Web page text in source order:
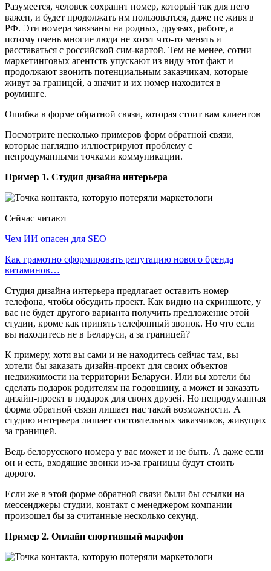
Разумеется, человек сохранит номер, который так для него
важен, и будет продолжать им пользоваться, даже не живя в
РФ. Эти номера завязаны на родных, друзьях, работе, а
потому очень многие люди не хотят что-то менять и
расставаться с российской сим-картой. Тем не менее, сотни
маркетинговых агентств упускают из виду этот факт и
продолжают звонить потенциальным заказчикам, которые
живут за границей, а значит и их номер находится в
роуминге.
Ошибка в форме обратной связи, которая стоит вам клиентов
Посмотрите несколько примеров форм обратной связи,
которые наглядно иллюстрируют проблему с
непродуманными точками коммуникации.
Пример 1. Студия дизайна интерьера
Сейчас читают
Чем ИИ опасен для SEO
Как грамотно сформировать репутацию нового бренда
витаминов…
Студия дизайна интерьера предлагает оставить номер
телефона, чтобы обсудить проект. Как видно на скриншоте, у
вас не будет другого варианта получить предложение этой
студии, кроме как принять телефонный звонок. Но что если
вы находитесь не в Беларуси, а за границей?
К примеру, хотя вы сами и не находитесь сейчас там, вы
хотели бы заказать дизайн-проект для своих объектов
недвижимости на территории Беларуси. Или вы хотели бы
сделать подарок родителям на годовщину, а может и заказать
дизайн-проект в подарок для своих друзей. Но непродуманная
форма обратной связи лишает нас такой возможности. А
студию интерьера лишает состоятельных заказчиков, живущих
за границей.
Ведь белорусского номера у вас может и не быть. А даже если
он и есть, входящие звонки из-за границы будут стоить
дорого.
Если же в этой форме обратной связи были бы ссылки на
мессенджеры студии, контакт с менеджером компании
произошел бы за считанные несколько секунд.
Пример 2. Онлайн спортивный марафон